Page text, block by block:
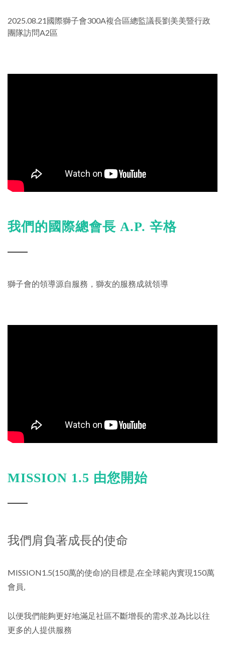
2025.08.21國際獅子會300A複合區總監議長劉美美暨行政
團隊訪問A2區
我們的國際總會長 A.P. 辛格
獅子會的領導源自服務，獅友的服務成就領導
MISSION 1.5 由您開始
我們肩負著成長的使命
MISSION1.5(150萬的使命)的目標是,在全球範內實現150萬
會員,
以便我們能夠更好地滿足社區不斷增長的需求,並為比以往
更多的人提供服務